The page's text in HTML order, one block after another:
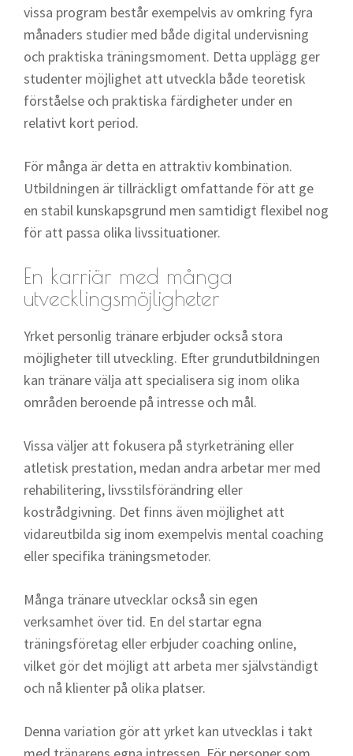
vissa program består exempelvis av omkring fyra
månaders studier med både digital undervisning
och praktiska träningsmoment. Detta upplägg ger
studenter möjlighet att utveckla både teoretisk
förståelse och praktiska färdigheter under en
relativt kort period.
För många är detta en attraktiv kombination.
Utbildningen är tillräckligt omfattande för att ge
en stabil kunskapsgrund men samtidigt flexibel nog
för att passa olika livssituationer.
En karriär med många
utvecklingsmöjligheter
Yrket personlig tränare erbjuder också stora
möjligheter till utveckling. Efter grundutbildningen
kan tränare välja att specialisera sig inom olika
områden beroende på intresse och mål.
Vissa väljer att fokusera på styrketräning eller
atletisk prestation, medan andra arbetar mer med
rehabilitering, livsstilsförändring eller
kostrådgivning. Det finns även möjlighet att
vidareutbilda sig inom exempelvis mental coaching
eller specifika träningsmetoder.
Många tränare utvecklar också sin egen
verksamhet över tid. En del startar egna
träningsföretag eller erbjuder coaching online,
vilket gör det möjligt att arbeta mer självständigt
och nå klienter på olika platser.
Denna variation gör att yrket kan utvecklas i takt